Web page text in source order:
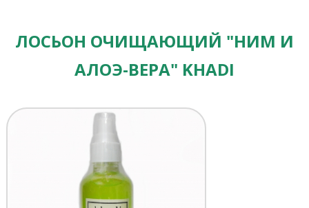
ЛОСЬОН ОЧИЩАЮЩИЙ "НИМ И
АЛОЭ-ВЕРА" KHADI